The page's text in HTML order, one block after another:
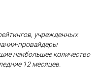
учрежденных
провайдеры
наибольшее количество
12 месяцев.